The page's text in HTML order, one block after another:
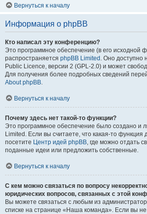
Вернуться к началу
Информация о phpBB
Кто написал эту конференцию?
Это программное обеспечение (в его исходной
распространяется phpBB Limited . Оно доступно
Public Licence, версии 2 (GPL-2.0) и может
Для получения более подробных сведений
About phpBB.
Вернуться к началу
Почему здесь нет такой-то функции?
Это программное обеспечение было создано и
Limited. Если вы считаете, что какая-то
посетите Центр идей phpBB, где можно отдать
поданные идеи или предложить собственные.
Вернуться к началу
С кем можно связаться по вопросу
юридических вопросов, связанных с этой
Вы можете связаться с любым из
списке на странице «Наша команда». Если вы